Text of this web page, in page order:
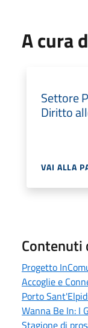
A cura
Settore
Diritto
VAI ALLA
Progetto
Accoglie e
Porto
Wanna Be In: I
Stagione di